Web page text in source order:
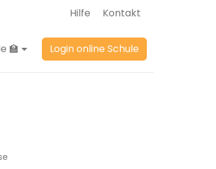
Hilfe Kontakt
🏫 Login online Schule